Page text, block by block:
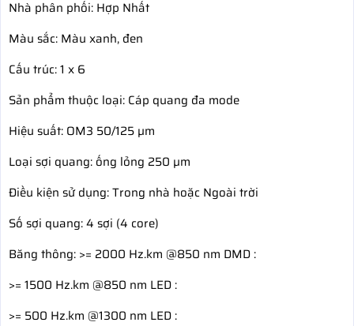
Nhà phân phối: Hợp Nhất
Màu sắc: Màu xanh, đen
Cấu trúc: 1 x 6
Sản phẩm thuộc loại: Cáp quang đa mode
Hiệu suất: OM3 50/125 µm
Loại sợi quang: ống lỏng 250 µm
Điều kiện sử dụng: Trong nhà hoặc Ngoài trời
Số sợi quang: 4 sợi (4 core)
Băng thông: >= 2000 Hz.km @850 nm DMD :
>= 1500 Hz.km @850 nm LED :
>= 500 Hz.km @1300 nm LED :